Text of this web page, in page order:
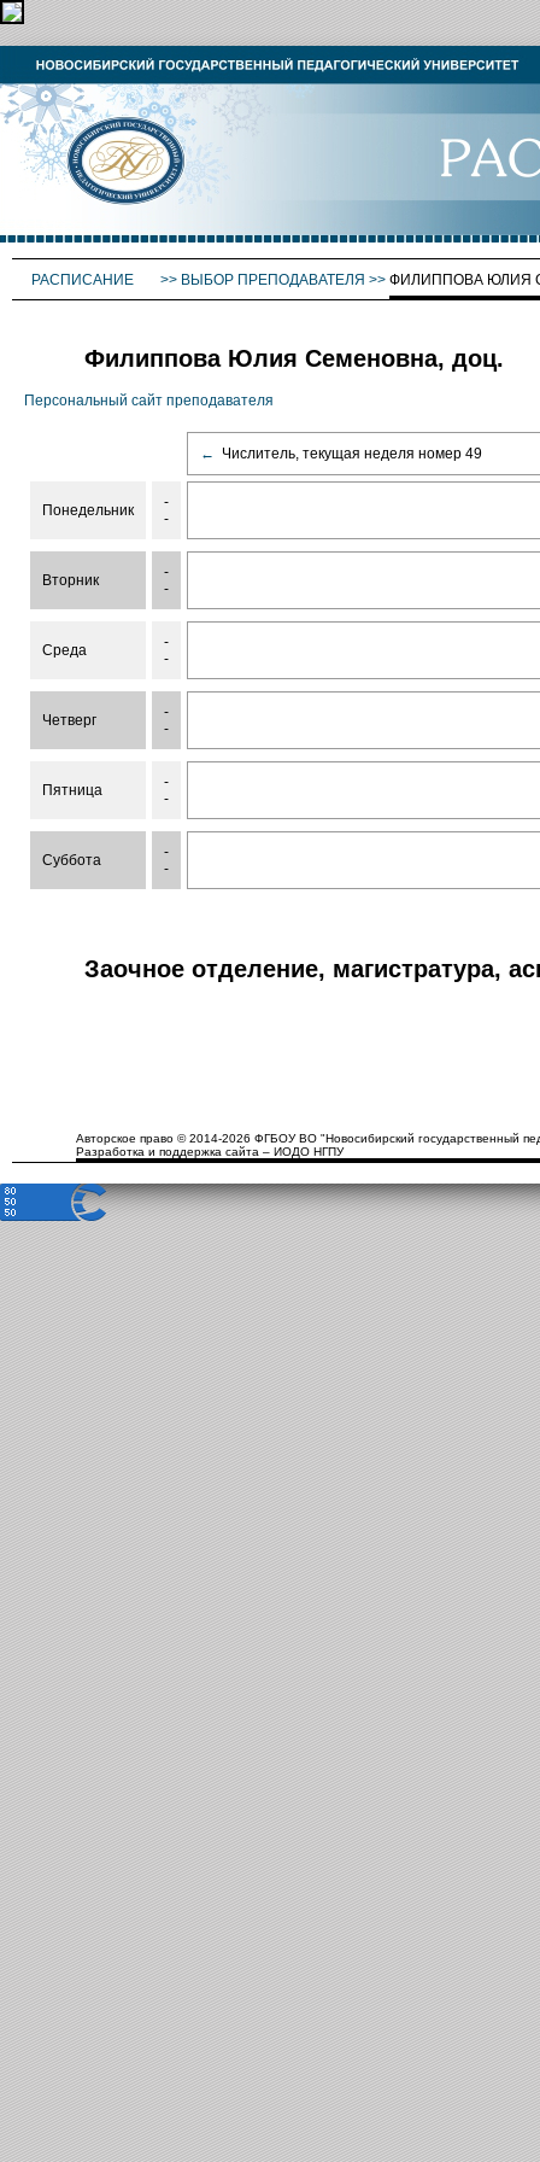
РАСПИСАНИЕ >> ВЫБОР ПРЕПОДАВАТЕЛЯ >> ФИЛИППОВА ЮЛИЯ
Филиппова Юлия Семеновна, доц.
Персональный сайт преподавателя
← Числитель, текущая неделя номер 49
Понедельник
-
-
Вторник
-
-
Среда
-
-
Четверг
-
-
Пятница
-
-
Суббота
-
-
Заочное отделение, магистратура,
Авторское право © 2014-2026 ФГБОУ ВО "Новосибирский государственный
Разработка и поддержка сайта – ИОДО НГПУ